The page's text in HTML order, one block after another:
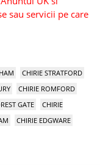
sau servicii pe care
CHIRIE STRATFORD
CHIRIE ROMFORD
GATE
CHIRIE
CHIRIE EDGWARE